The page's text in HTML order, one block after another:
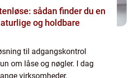
sådan finder du en
og holdbare
til adgangskontrol
om låse og nøgler. I dag
virksomheder,